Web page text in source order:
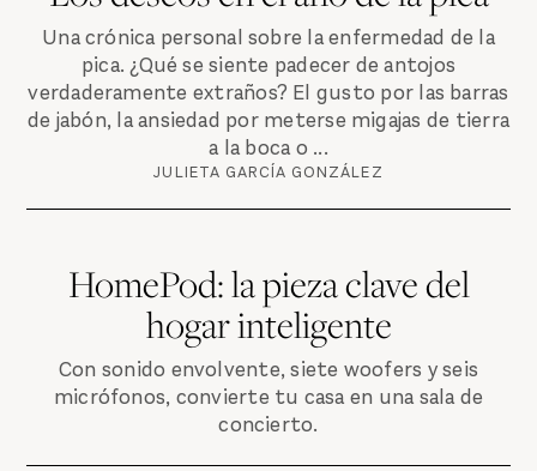
Una crónica personal sobre la enfermedad de la
pica. ¿Qué se siente padecer de antojos
verdaderamente extraños? El gusto por las barras
de jabón, la ansiedad por meterse migajas de tierra
a la boca o ...
JULIETA GARCÍA GONZÁLEZ
HomePod: la pieza clave del
hogar inteligente
Con sonido envolvente, siete woofers y seis
micrófonos, convierte tu casa en una sala de
concierto.